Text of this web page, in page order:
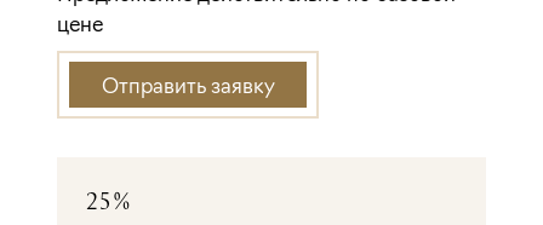
цене
Отправить заявку
25%